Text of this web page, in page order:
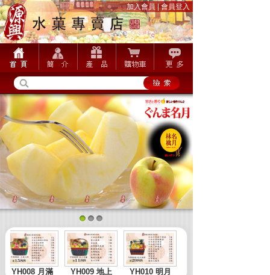
加入會員|會員登入
1 2 3